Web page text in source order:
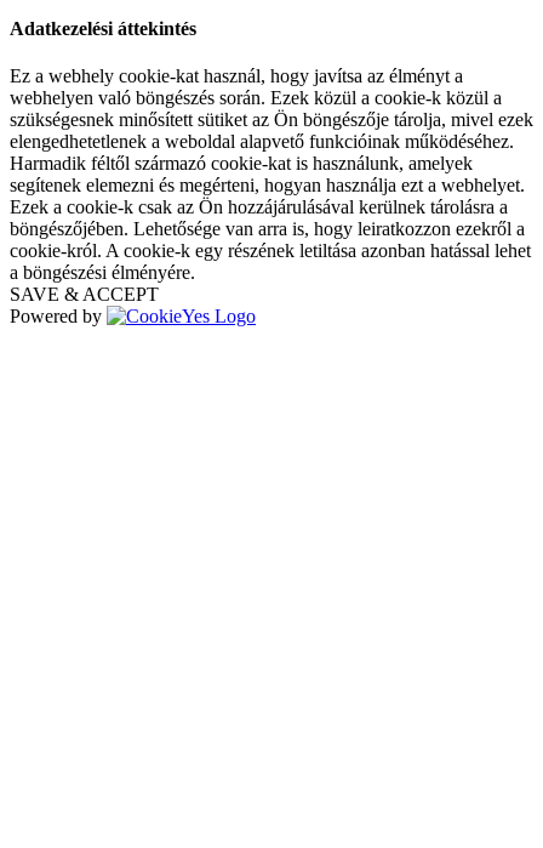
Adatkezelési áttekintés
Ez a webhely cookie-kat használ, hogy javítsa az élményt a
webhelyen való böngészés során. Ezek közül a cookie-k közül a
szükségesnek minősített sütiket az Ön böngészője tárolja, mivel ezek
elengedhetetlenek a weboldal alapvető funkcióinak működéséhez.
Harmadik féltől származó cookie-kat is használunk, amelyek
segítenek elemezni és megérteni, hogyan használja ezt a webhelyet.
Ezek a cookie-k csak az Ön hozzájárulásával kerülnek tárolásra a
böngészőjében. Lehetősége van arra is, hogy leiratkozzon ezekről a
cookie-król. A cookie-k egy részének letiltása azonban hatással lehet
a böngészési élményére.
SAVE & ACCEPT
Powered by